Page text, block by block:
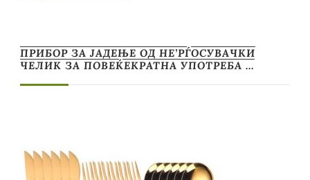
ПРИБОР ЗА ЈАДЕЊЕ ОД НЕ’РЃОСУВАЧКИ
ЧЕЛИК ЗА ПОВЕЌЕКРАТНА УПОТРЕБА …